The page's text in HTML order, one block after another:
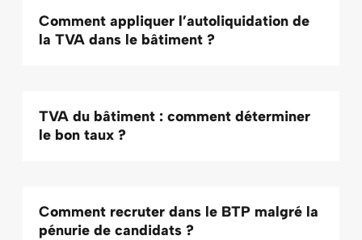
Comment appliquer l’autoliquidation de
la TVA dans le bâtiment ?
TVA du bâtiment : comment déterminer
le bon taux ?
Comment recruter dans le BTP malgré la
pénurie de candidats ?